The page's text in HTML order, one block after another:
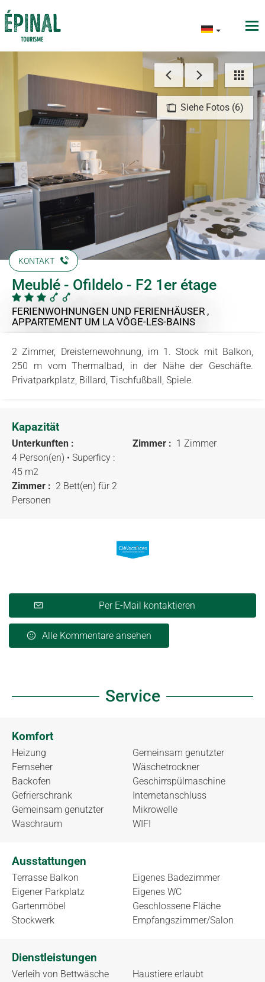
Siehe Fotos (6)
KONTAKT
Meublé - Ofildelo - F2 1er étage
FERIENWOHNUNGEN UND FERIENHÄUSER ,
APPARTEMENT UM LA VÔGE-LES-BAINS
2 Zimmer, Dreisternewohnung, im 1. Stock mit Balkon,
250 m vom Thermalbad, in der Nähe der Geschäfte.
Privatparkplatz, Billard, Tischfußball, Spiele.
Kapazität
Unterkunften :
4 Person(en) • Superficy :
45 m2
Zimmer : 1 Zimmer
Zimmer : 2 Bett(en) für 2
Personen
Per E-Mail kontaktieren
Alle Kommentare ansehen
Service
Komfort
Heizung
Fernseher
Backofen
Gefrierschrank
Gemeinsam genutzter
Waschraum
Gemeinsam genutzter
Wäschetrockner
Geschirrspülmaschine
Internetanschluss
Mikrowelle
WIFI
Ausstattungen
Terrasse Balkon
Eigener Parkplatz
Gartenmöbel
Stockwerk
Eigenes Badezimmer
Eigenes WC
Geschlossene Fläche
Empfangszimmer/Salon
Dienstleistungen
Verleih von Bettwäsche
Haustiere erlaubt